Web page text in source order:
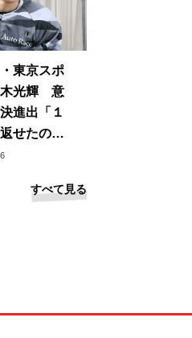
東京スポ
木光輝 意
進出「１
せたのは
すべて見る